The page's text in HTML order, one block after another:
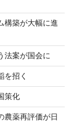
構築が大幅に進
法案が国会に
を招く
策化
農薬再評価が日